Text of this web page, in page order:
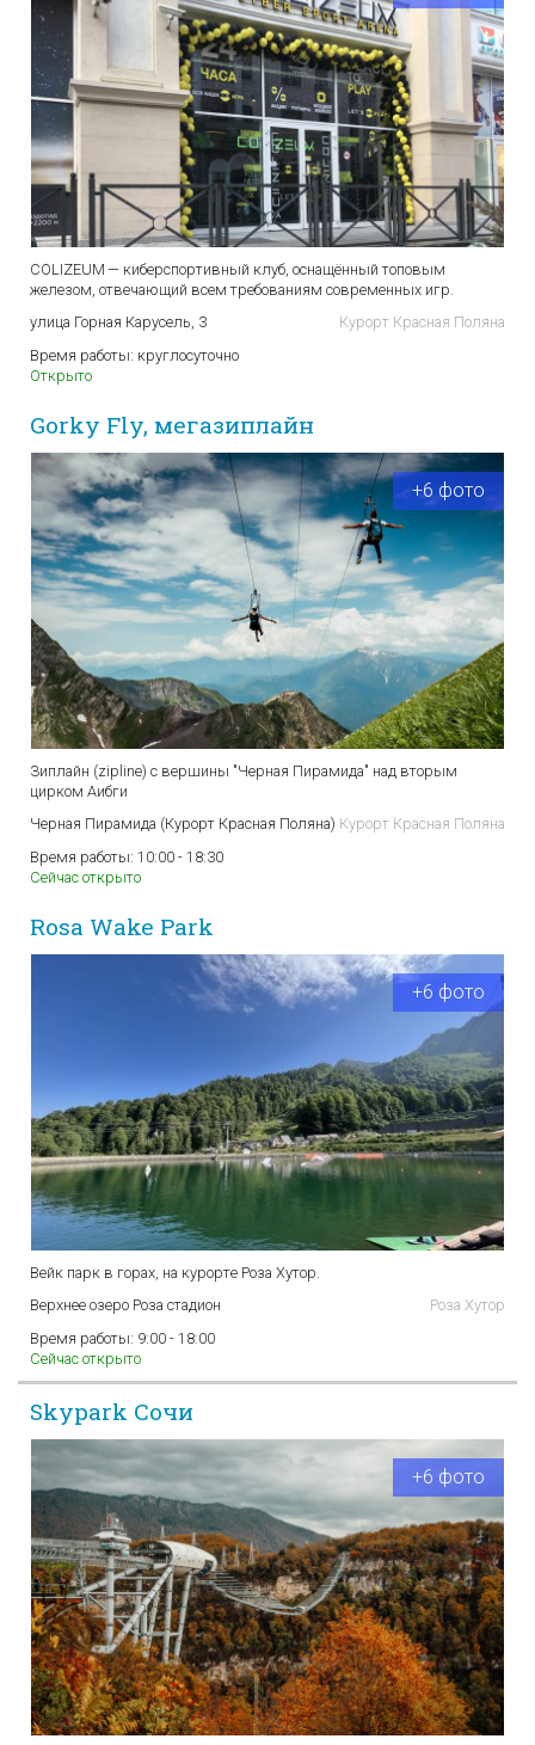
COLIZEUM — киберспортивный клуб, оснащённый топовым
железом, отвечающий всем требованиям современных игр.
улица Горная Карусель, 3
Курорт Красная Поляна
Время работы: круглосуточно
Открыто
Gorky Fly, мегазиплайн
+6 фото
Зиплайн (zipline) с вершины "Черная Пирамида" над вторым
цирком Аибги
Черная Пирамида (Курорт Красная Поляна) Курорт Красная Поляна
Время работы: 10:00 - 18:30
Сейчас открыто
Rosa Wake Park
+6 фото
Вейк парк в горах, на курорте Роза Хутор.
Верхнее озеро Роза стадион
Роза Хутор
Время работы: 9:00 - 18:00
Сейчас открыто
Skypark Сочи
+6 фото